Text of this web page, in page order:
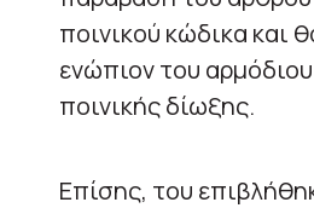
ποινικού κώδικα και
ενώπιον του
ποινικής δίωξης.
Επίσης, του